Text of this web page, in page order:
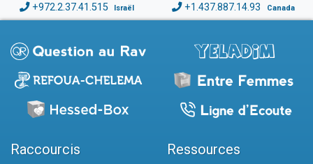
+972.2.37.41.515 Israël +1.437.887.14.93 Canada
Raccourcis Ressources